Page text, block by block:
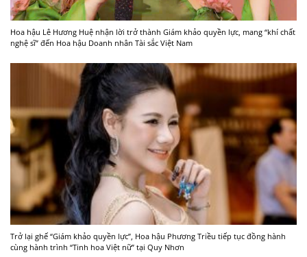
Hoa hậu Lê Hương Huệ nhận lời trở thành Giám khảo quyền lực, mang “khí chất
nghệ sĩ” đến Hoa hậu Doanh nhân Tài sắc Việt Nam
Trở lại ghế “Giám khảo quyền lực”, Hoa hậu Phương Triều tiếp tục đồng hành
cùng hành trình “Tinh hoa Việt nữ” tại Quy Nhơn